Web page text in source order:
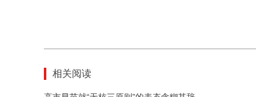
相关阅读